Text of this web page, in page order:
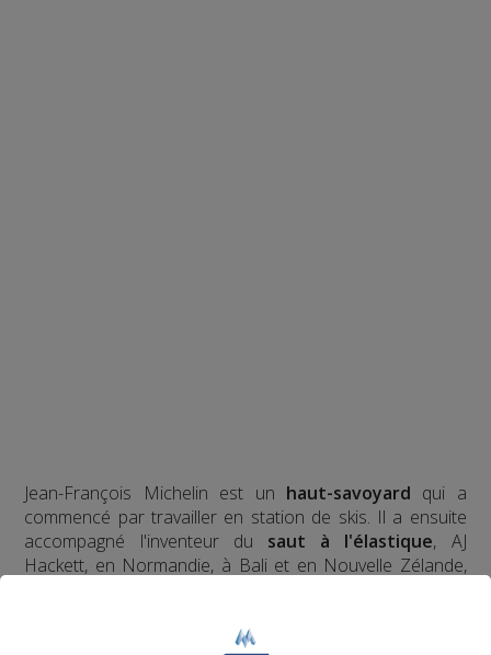
Jean-François Michelin est un haut-savoyard qui a
commencé par travailler en station de skis. Il a ensuite
accompagné l'inventeur du saut à l'élastique, AJ
Hackett, en Normandie, à Bali et en Nouvelle Zélande,
en 2009.